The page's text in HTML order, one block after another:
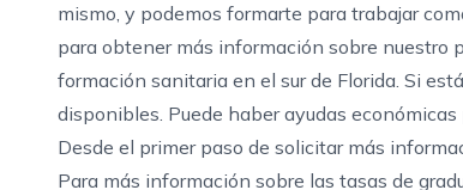
mismo, y podemos formarte para trabajar
para obtener más información sobre nuestro
formación sanitaria en el sur de Florida. Si
disponibles. Puede haberayudas económicas
Desde el primer paso de solicitar más
Para más información sobre las tasas de